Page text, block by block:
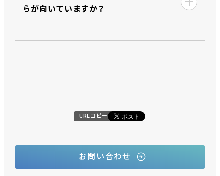
らが向いていますか？
URLコピー
お問い合わせ